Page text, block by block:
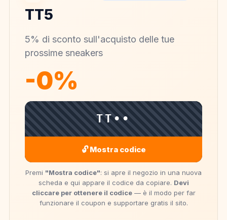
TT5
5% di sconto sull'acquisto delle tue
prossime sneakers
-0%
TT••
🔓 Mostra codice
Premi "Mostra codice": si apre il negozio in una nuova
scheda e qui appare il codice da copiare. Devi
cliccare per ottenere il codice— è il modo per far
funzionare il coupon e supportare gratis il sito.